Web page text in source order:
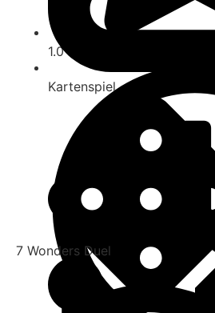
1.0
Kartenspiel
7 Wonders Duel